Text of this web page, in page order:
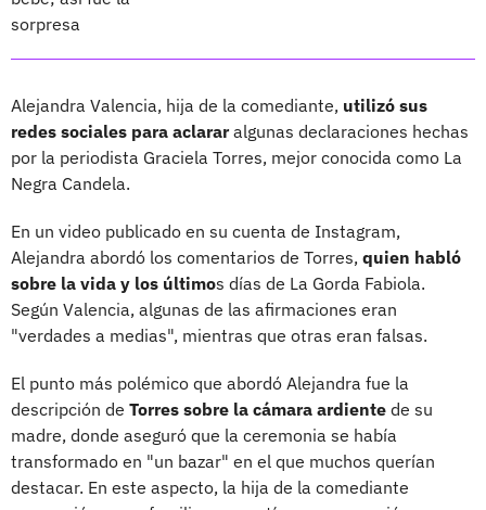
Alejandra Valencia, hija de la comediante, utilizó sus
redes sociales para aclararalgunas declaraciones hechas
por la periodista Graciela Torres, mejor conocida como La
Negra Candela.
En un video publicado en su cuenta de Instagram,
Alejandra abordó los comentarios de Torres, quien habló
sobre la vida y los últimos días de La Gorda Fabiola.
Según Valencia, algunas de las afirmaciones eran
"verdades a medias", mientras que otras eran falsas.
El punto más polémico que abordó Alejandra fue la
descripción de Torres sobre la cámara ardiente de su
madre, donde aseguró que la ceremonia se había
transformado en "un bazar" en el que muchos querían
destacar. En este aspecto, la hija de la comediante